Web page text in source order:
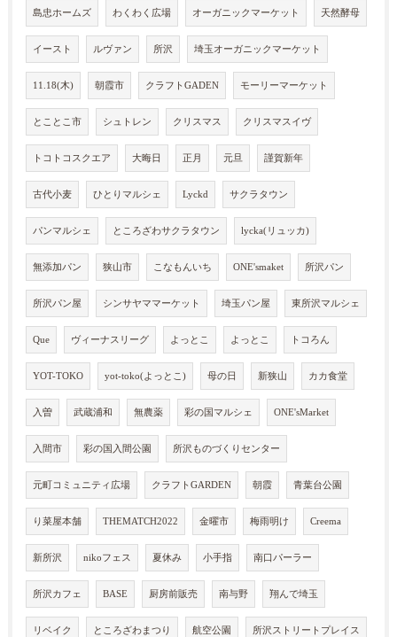
島忠ホームズ わくわく広場 オーガニックマーケット 天然酵母
イースト ルヴァン 所沢 埼玉オーガニックマーケット
11.18(木) 朝霞市 クラフトGADEN モーリーマーケット
とことこ市 シュトレン クリスマス クリスマスイヴ
トコトコスクエア 大晦日 正月 元旦 謹賀新年
古代小麦 ひとりマルシェ Lyckd サクラタウン
パンマルシェ ところざわサクラタウン lycka(リュッカ)
無添加パン 狭山市 こなもんいち ONE'smaket 所沢パン
所沢パン屋 シンサヤママーケット 埼玉パン屋 東所沢マルシェ
Que ヴィーナスリーグ よっとこ よっとこ トコろん
YOT-TOKO yot-toko(よっとこ) 母の日 新狭山 カカ食堂
入曽 武蔵浦和 無農薬 彩の国マルシェ ONE'sMarket
入間市 彩の国入間公園 所沢ものづくりセンター
元町コミュニティ広場 クラフトGARDEN 朝霞 青葉台公園
り菜屋本舗 THEMATCH2022 金曜市 梅雨明け Creema
新所沢 nikoフェス 夏休み 小手指 南口パーラー
所沢カフェ BASE 厨房前販売 南与野 翔んで埼玉
リベイク ところざわまつり 航空公園 所沢ストリートプレイス